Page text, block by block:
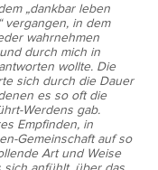
„dankbar leben
vergangen, in dem
wahrnehmen
durch mich in
wollte. Die
sich durch die Dauer
es so oft die
Werdens gab.
Empfinden, in
Gemeinschaft auf so
Art und Weise